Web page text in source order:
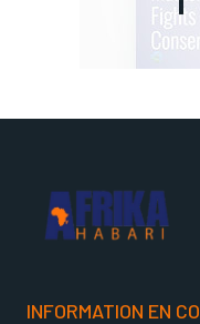
INFORMATION EN